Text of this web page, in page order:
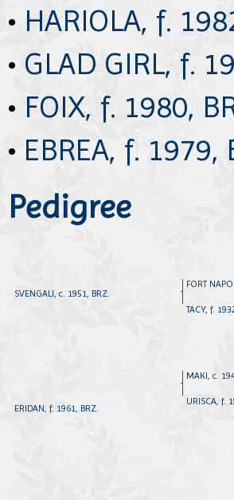
• HARIOLA, f.
• GLAD GIRL, f.
• FOIX, f. 1980,
• EBREA, f. 1979,
Pedigree
SVENGALI, c. 1951, BRZ.
ERIDAN, f. 1961, BRZ.
FORT
TACY, f.
MAKI, c.
URISCA, f.